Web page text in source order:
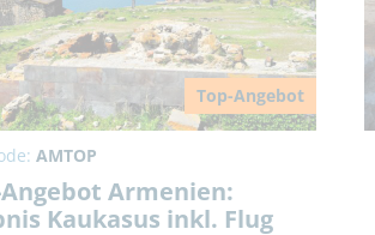
Top-Angebot
AMTOP
Angebot Armenien:
Kaukasus inkl. Flug